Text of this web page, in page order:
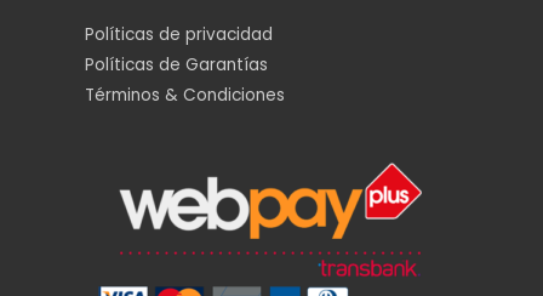
Políticas de privacidad
Políticas de Garantías
Términos & Condiciones